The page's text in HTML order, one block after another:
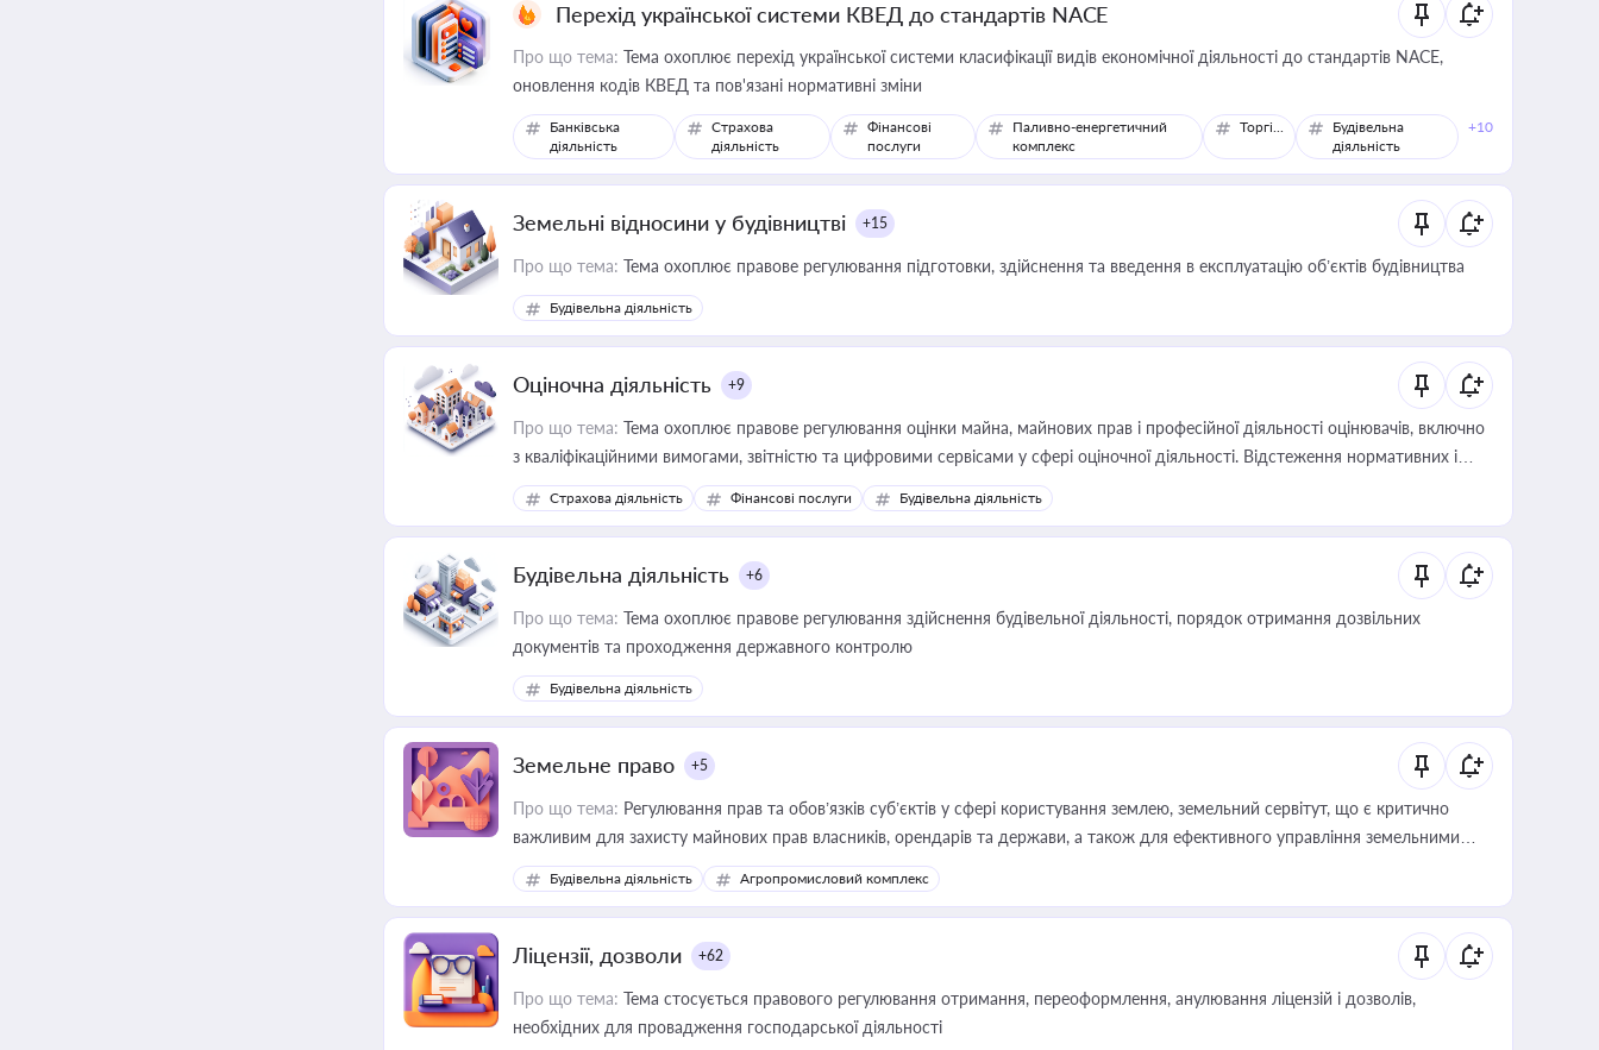
Перехід української системи КВЕД до стандартів NACE
Про що тема: Тема охоплює перехід української системи класифікації видів економічної діяльності до стандартів NACE,
оновлення кодів КВЕД та пов'язані нормативні зміни
Банківська
діяльність
Страхова
діяльність
Фінансові
послуги
Паливно-енергетичний
комплекс
Торгівля
Будівельна
діяльність
+10
Земельні відносини у будівництві +15
Про що тема: Тема охоплює правове регулювання підготовки, здійснення та введення в експлуатацію об’єктів будівництва
Будівельна діяльність
Оціночна діяльність +9
Про що тема: Тема охоплює правове регулювання оцінки майна, майнових прав і професійної діяльності оцінювачів, включно
з кваліфікаційними вимогами, звітністю та цифровими сервісами у сфері оціночної діяльності. Відстеження нормативних і
медійних змін у цій сфері корисне для власника бізнесу, керівника, юриста або бухгалтера під час оподаткування,
приватизації, оренди державного майна, корпоративних угод і перевірки статусу суб'єктів оціночної діяльності
Страхова діяльність Фінансові послуги Будівельна діяльність
Будівельна діяльність +6
Про що тема: Тема охоплює правове регулювання здійснення будівельної діяльності, порядок отримання дозвільних
документів та проходження державного контролю
Будівельна діяльність
Земельне право +5
Про що тема: Регулювання прав та обов’язків суб’єктів у сфері користування землею, земельний сервітут, що є критично
важливим для захисту майнових прав власників, орендарів та держави, а також для ефективного управління земельними
ресурсами
Будівельна діяльність Агропромисловий комплекс
Ліцензії, дозволи +62
Про що тема: Тема стосується правового регулювання отримання, переоформлення, анулювання ліцензій і дозволів,
необхідних для провадження господарської діяльності